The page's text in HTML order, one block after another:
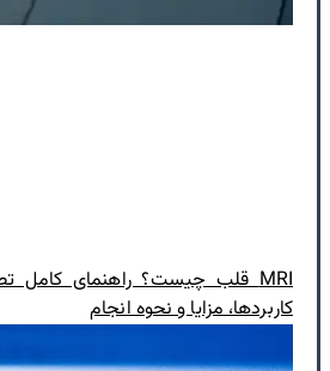
کاربردها، مزایا و نحوه انجام